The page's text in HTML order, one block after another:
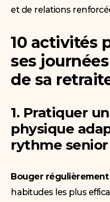
et de relations
10 activités
ses
de sa
1. Pratiquer
physique
rythme senior
Bouger régulièrement
habitudes les plus